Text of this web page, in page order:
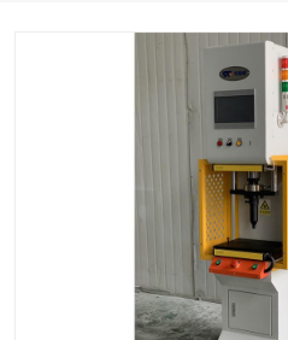
数控油压机-伺服油压机